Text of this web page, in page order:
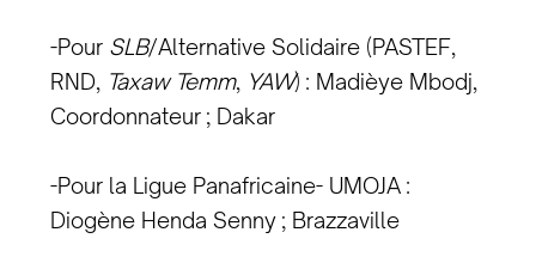
-Pour SLB/Alternative Solidaire (PASTEF,
RND, Taxaw Temm, YAW) : Madièye Mbodj,
Coordonnateur ; Dakar
-Pour la Ligue Panafricaine- UMOJA :
Diogène Henda Senny ; Brazzaville